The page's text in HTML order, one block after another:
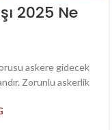
2025 Ne
askere gidecek
Zorunlu askerlik